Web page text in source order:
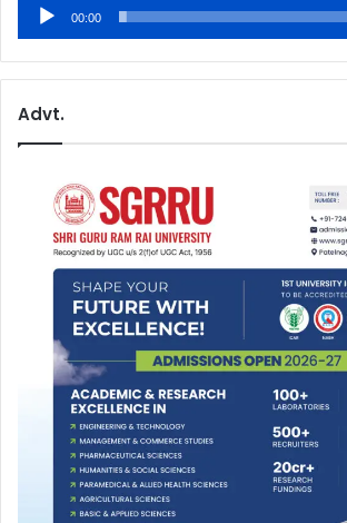
00:00
Advt.